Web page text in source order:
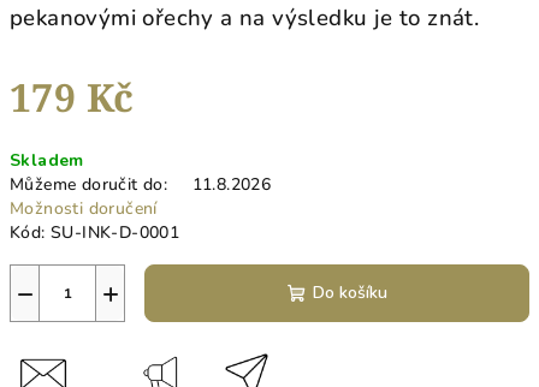
pekanovými ořechy a na výsledku je to znát.
179 Kč
cena:
Skladem
Můžeme doručit do:
11.8.2026
Možnosti doručení
Kód: SU-INK-D-0001
+
− Do košíku